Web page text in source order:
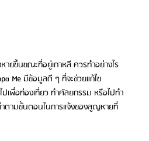
ายขึ้นขณะที่อยู่เกาหลี ควรทำอย่างไร
Me มีข้อมูลดี ๆ ที่จะช่วยแก้ไข
เพื่อท่องเที่ยว ทำศัลยกรรม หรือไปทำ
ตามขั้นตอนในการแจ้งของสูญหายที่